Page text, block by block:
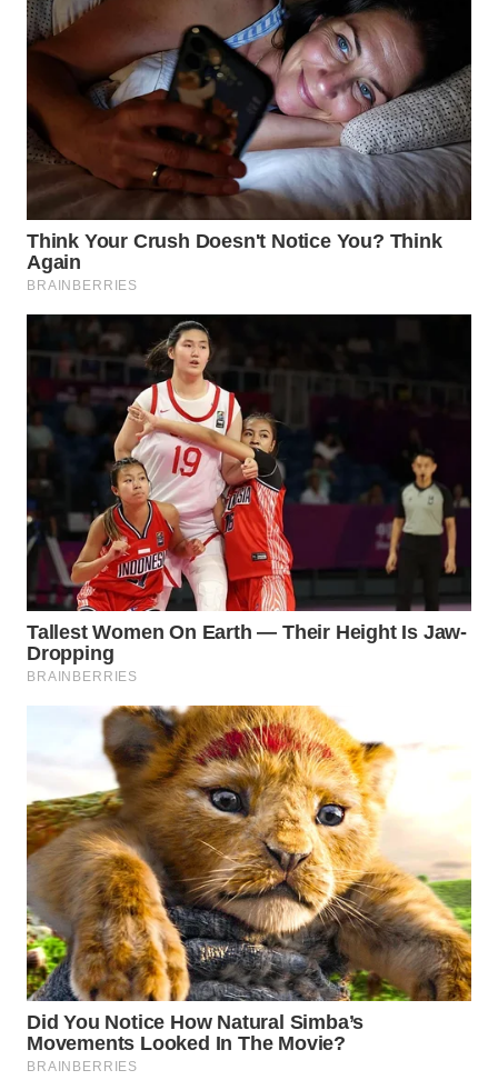
BEKASI
BOGOR
WN
DEPOK
WN
TAPANULI
UTARA
WN
PADANG
LAWAS
WN
SUMEDANG
WN
CIANJUR
KEPULAUAN
SERIBU
WN
TANGERANG
WN
BINJAI
WN
CIREBON